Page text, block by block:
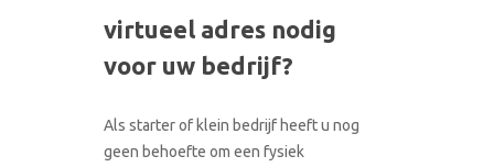
virtueel adres nodig
voor uw bedrijf?
Als starter of klein bedrijf heeft u nog
geen behoefte om een fysiek